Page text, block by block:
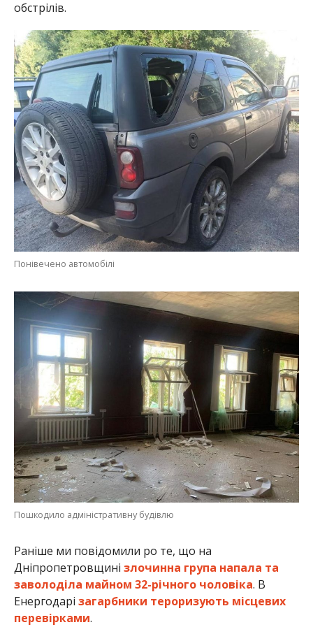
обстрілів.
Понівечено автомобілі
Пошкодило адміністративну будівлю
Раніше ми повідомили ро те, що на
Дніпропетровщині злочинна група напала та
заволоділа майном 32-річного чоловіка. В
Енергодарі загарбники тероризують місцевих
перевірками.